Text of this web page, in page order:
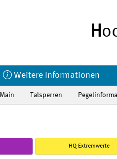
H
Weitere Informationen
Main Talsperren
HQ Extremwerte